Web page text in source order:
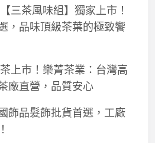
三茶風味組】獨家上市！
，品味頂級茶葉的極致饗
上市！樂菁茶業：台灣高
廠直營，品質安心
飾品髮飾批貨首選，工廠